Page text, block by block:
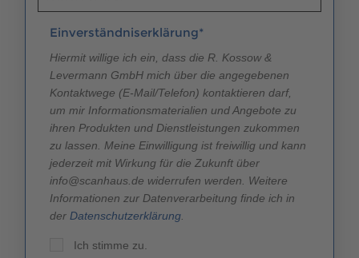
Einverständniserklärung*
Hiermit willige ich ein, dass die R. Kossow &
Levermann GmbH mich über die angegebenen
Kontaktwege (E-Mail/Telefon) kontaktieren darf,
um mir Informationsmaterialien und Angebote zu
ihren Produkten und Dienstleistungen zukommen
zu lassen. Meine Einwilligung ist freiwillig und kann
jederzeit mit Wirkung für die Zukunft über
info@scanhaus.de widerrufen werden. Weitere
Informationen zur Datenverarbeitung finde ich in
der Datenschutzerklärung
Ich stimme zu.